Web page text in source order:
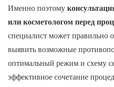
Именно поэтому
или косметологом перед
специалист может правильно
выявить возможные
оптимальный режим и схему
эффективное сочетание